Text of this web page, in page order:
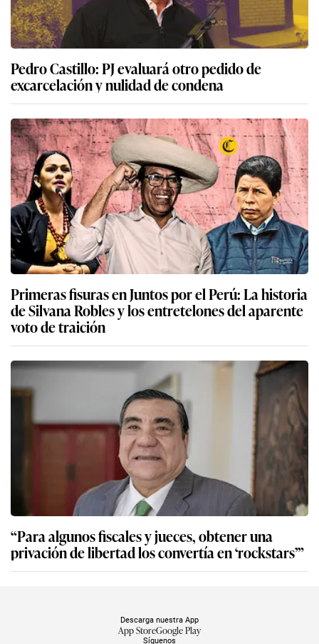
Pedro Castillo: PJ evaluará otro pedido de
excarcelación y nulidad de condena
Primeras fisuras en Juntos por el Perú: La historia
de Silvana Robles y los entretelones del aparente
voto de traición
“Para algunos fiscales y jueces, obtener una
privación de libertad los convertía en ‘rockstars’”
Síguenos
Descarga nuestra App
App StoreGoogle Play